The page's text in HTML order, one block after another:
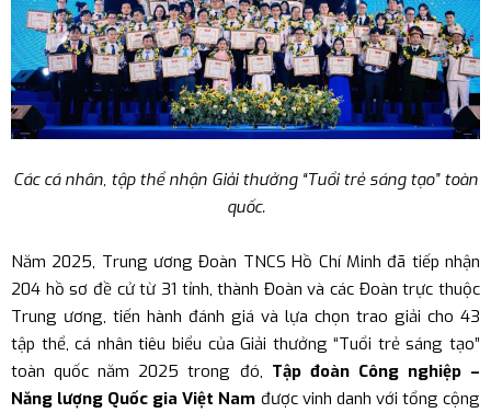
Các cá nhân, tập thể nhận Giải thưởng “Tuổi trẻ sáng tạo” toàn
quốc.
Năm 2025, Trung ương Đoàn TNCS Hồ Chí Minh đã tiếp nhận
204 hồ sơ đề cử từ 31 tỉnh, thành Đoàn và các Đoàn trực thuộc
Trung ương, tiến hành đánh giá và lựa chọn trao giải cho 43
tập thể, cá nhân tiêu biểu của Giải thưởng “Tuổi trẻ sáng tạo”
toàn quốc năm 2025 trong đó, Tập đoàn Công nghiệp –
Năng lượng Quốc gia Việt Nam được vinh danh với tổng cộng